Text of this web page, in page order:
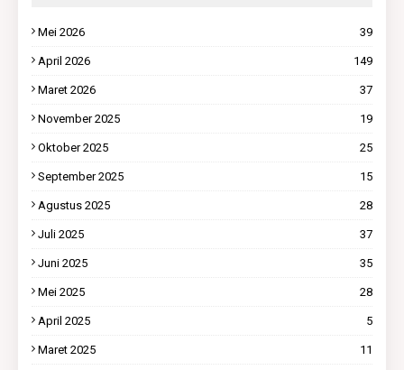
Mei 2026 39
April 2026 149
Maret 2026 37
November 2025 19
Oktober 2025 25
September 2025 15
Agustus 2025 28
Juli 2025 37
Juni 2025 35
Mei 2025 28
April 2025 5
Maret 2025 11